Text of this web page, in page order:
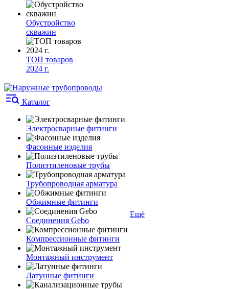
Обустройство
скважин
ТОП товаров
2024 г.
Каталог
Электросварные фитинги
Фасонные изделия
Полиэтиленовые трубы
Трубопроводная арматура
Обжимные фитинги
Соединения Gebo
Компрессионные фитинги
Монтажный инструмент
Латунные фитинги
Ещё